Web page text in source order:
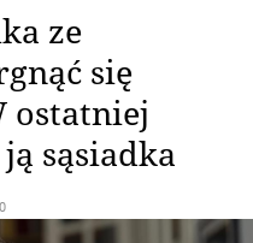
ze
się
ostatniej
sąsiadka